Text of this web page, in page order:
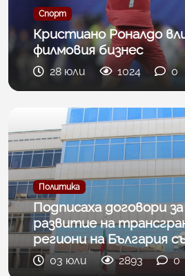
Спорт
Кристиано Роналдо
филмовия бизнес
28 юли 1024 0
Политика
Подписаха договори
развитие на
региони на България
03 юли 2893 0